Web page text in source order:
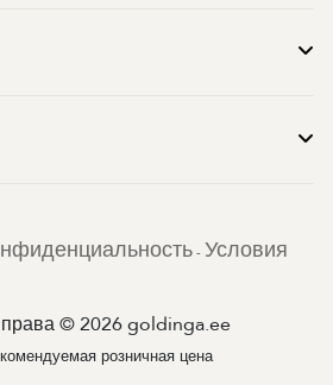
- Условия
© 2026 goldinga.ee
розничная цена